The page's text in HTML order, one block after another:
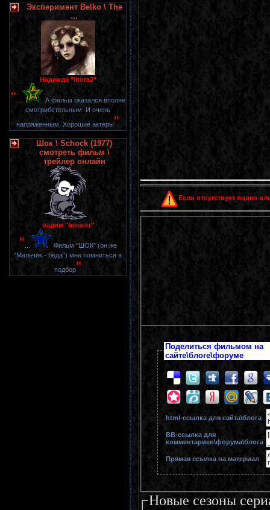
Эксперимент Belko \ The
...
Надежда "litota2"
"
А фильм оказался вполне
смотрибетельным. И очень
напряженным. Хорошие актеры"
Шок \ Schock (1977)
смотреть фильм \
трейлер онлайн
вадим "beewer"
"
Фильм "ШОК" (он же
"Мальчик - беда") мне помниться в
подбор"
Если отсутствует видео
Поделиться фильмом на
сайте\блоге\форуме
html-cсылка для сайта\блога
BB-cсылка для
комментариев\форума\блога
Прямая ссылка на материал
Новые сезоны